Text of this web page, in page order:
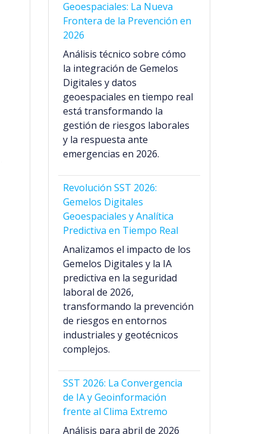
Geoespaciales: La Nueva
Frontera de la Prevención en
2026
Análisis técnico sobre cómo
la integración de Gemelos
Digitales y datos
geoespaciales en tiempo real
está transformando la
gestión de riesgos laborales
y la respuesta ante
emergencias en 2026.
Revolución SST 2026:
Gemelos Digitales
Geoespaciales y Analítica
Predictiva en Tiempo Real
Analizamos el impacto de los
Gemelos Digitales y la IA
predictiva en la seguridad
laboral de 2026,
transformando la prevención
de riesgos en entornos
industriales y geotécnicos
complejos.
SST 2026: La Convergencia
de IA y Geoinformación
frente al Clima Extremo
Análisis para abril de 2026